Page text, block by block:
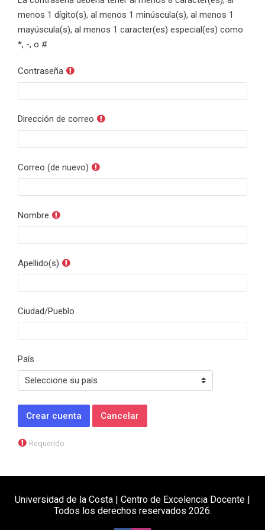
menos 1 dígito(s), al menos 1 minúscula(s), al menos 1
mayúscula(s), al menos 1 caracter(es) especial(es) como
*, -, o #
Contraseña
Dirección de correo
Correo (de nuevo)
Nombre
Apellido(s)
Ciudad/Pueblo
País
Requerido
Universidad de la Costa | Centro de Excelencia Docente |
Todos los derechos reservados 2026.